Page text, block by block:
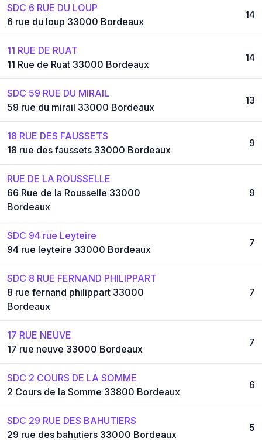
SDC 6 RUE DU LOUP
6 rue du loup 33000 Bordeaux
14
11 RUE DE RUAT
11 Rue de Ruat 33000 Bordeaux
14
SDC 59 RUE DU MIRAIL
59 rue du mirail 33000 Bordeaux
13
18 RUE DES FAUSSETS
18 rue des faussets 33000 Bordeaux
9
RUE DE LA ROUSSELLE
66 Rue de la Rousselle 33000
Bordeaux
9
SDC 94 rue Leyteire
94 rue leyteire 33000 Bordeaux
7
SDC 8 RUE FERNAND PHILIPPART
8 rue fernand philippart 33000
Bordeaux
7
17 RUE NEUVE
17 rue neuve 33000 Bordeaux
7
SDC 2 COURS DE LA SOMME
2 Cours de la Somme 33800 Bordeaux
6
SDC 29 RUE DES BAHUTIERS
29 rue des bahutiers 33000 Bordeaux
5